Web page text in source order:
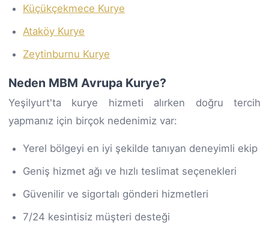
Küçükçekmece Kurye
Ataköy Kurye
Zeytinburnu Kurye
Neden MBM Avrupa Kurye?
Yeşilyurt'ta kurye hizmeti alırken doğru tercih
yapmanız için birçok nedenimiz var:
Yerel bölgeyi en iyi şekilde tanıyan deneyimli ekip
Geniş hizmet ağı ve hızlı teslimat seçenekleri
Güvenilir ve sigortalı gönderi hizmetleri
7/24 kesintisiz müşteri desteği